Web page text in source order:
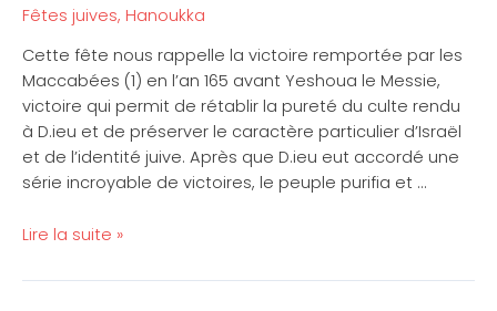
Fêtes juives, Hanoukka
Cette fête nous rappelle la victoire remportée par les
Maccabées (1) en l’an 165 avant Yeshoua le Messie,
victoire qui permit de rétablir la pureté du culte rendu
à D.ieu et de préserver le caractère particulier d’Israël
et de l’identité juive. Après que D.ieu eut accordé une
série incroyable de victoires, le peuple purifia et …
Lire la suite »